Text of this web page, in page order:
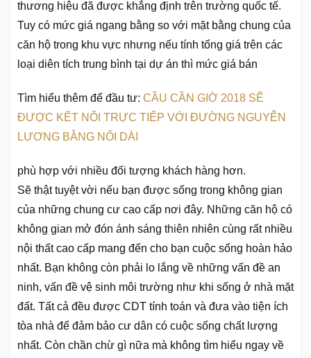
thương hiệu đã được khẳng định trên trường quốc tế.
Tuy có mức giá ngang bằng so với mặt bằng chung của
căn hộ trong khu vực nhưng nếu tính tổng giá trên các
loại diên tích trung bình tại dự án thì mức giá bán
Tìm hiểu thêm để đầu tư: CẦU CẦN GIỜ 2018 SẼ
ĐƯỢC KẾT NỐI TRỰC TIẾP VỚI ĐƯỜNG NGUYỄN
LƯƠNG BẰNG NỐI DÀI
phù hợp với nhiều đối tượng khách hàng hơn.
Sẽ thật tuyệt vời nếu bạn được sống trong không gian
của những chung cư cao cấp nơi đây. Những căn hộ có
không gian mở đón ánh sáng thiên nhiên cùng rất nhiều
nội thất cao cấp mang đến cho bạn cuộc sống hoàn hảo
nhất. Bạn không còn phải lo lắng về những vấn đề an
ninh, vấn đề vệ sinh môi trường như khi sống ở nhà mặt
đất. Tất cả đều được CDT tính toán và đưa vào tiện ích
tòa nhà để đảm bảo cư dân có cuộc sống chất lượng
nhất. Còn chần chừ gì nữa mà không tìm hiểu ngay về